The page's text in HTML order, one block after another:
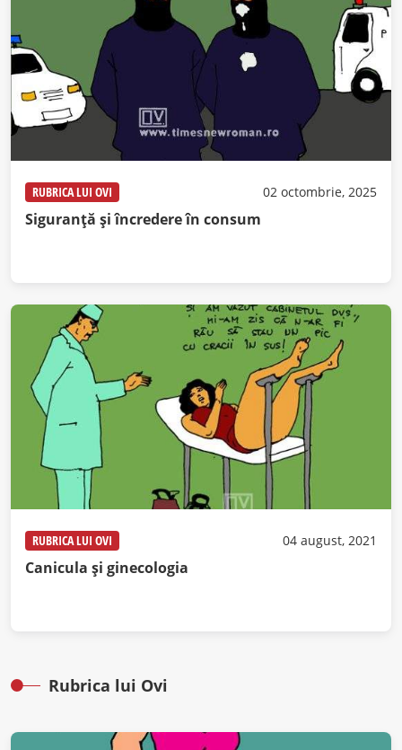
RUBRICA LUI OVI 02 octombrie, 2025
Siguranță și încredere în consum
RUBRICA LUI OVI 04 august, 2021
Canicula și ginecologia
Rubrica lui Ovi